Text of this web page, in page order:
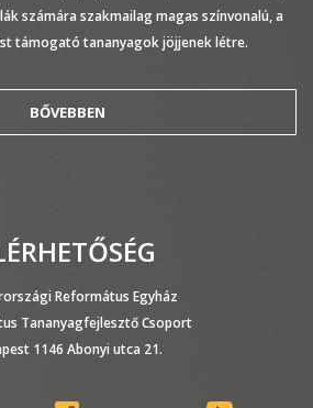
számára szakmailag magas színvonalú, a
támogató tananyagok jöjjenek létre.
BŐVEBBEN
Református Egyház
Tananyagfejlesztő Csoport
1146 Abonyi utca 21.